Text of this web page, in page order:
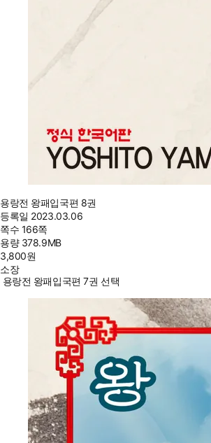
용랑전 왕패입국편 8권
등록일 2023.03.06
쪽수 166쪽
용량 378.9MB
3,800원
소장
용랑전 왕패입국편 7권 선택